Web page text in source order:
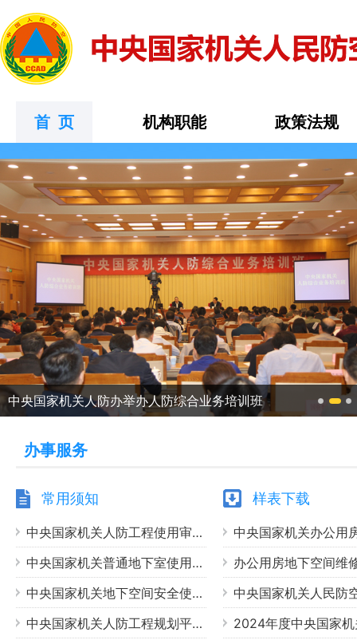
首 页 机构职能 政策法规
中央国家机关人防办举办人防综合业务培训班
办事服务
常用须知
中央国家机关人防工程使用审批办理须知
中央国家机关普通地下室使用登记备案信息系统-在线申报系统操作指南
中央国家机关地下空间安全使用网上培训系统操作指南
中央国家机关人防工程规划平时用途变更审核程序
样表下载